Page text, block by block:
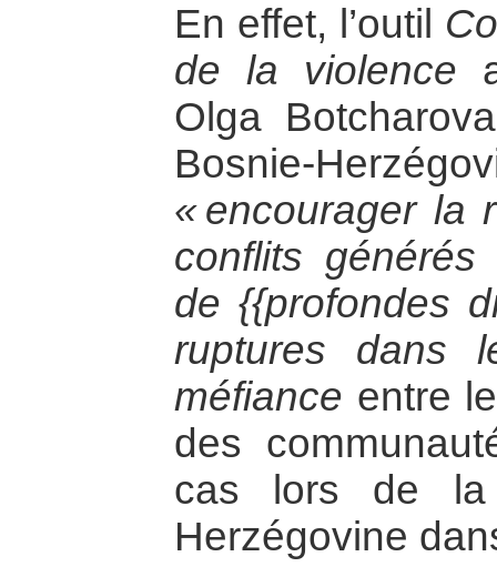
En effet, l’outil
de la violence
Olga
Bosnie-
« encourager la
conflits
de {{profondes
ruptures dans
méfiance entre
des
cas lors de la
Herzégovine